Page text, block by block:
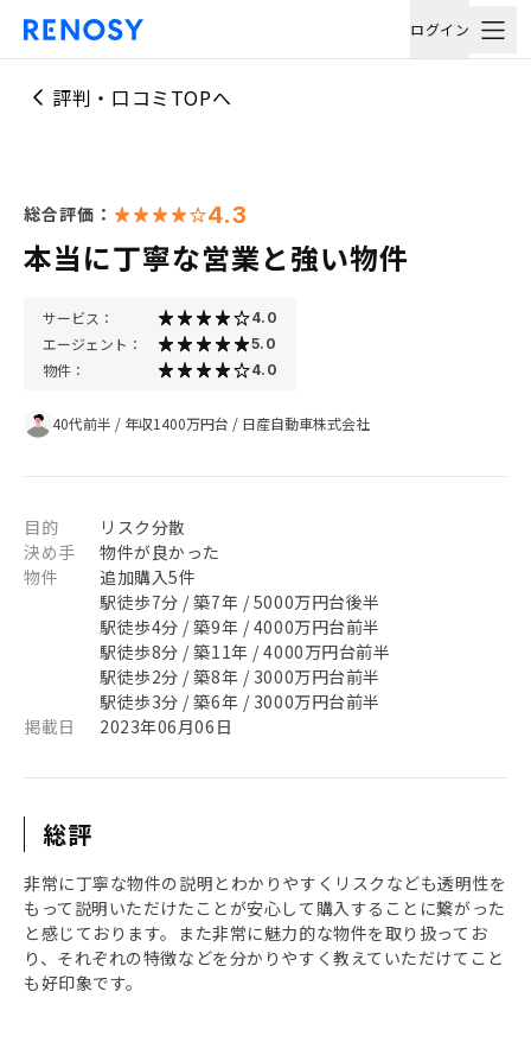
ログイン
評判・口コミTOPへ
総合評価： 4.3
本当に丁寧な営業と強い物件
サービス： 4.0
エージェント： 5.0
物件： 4.0
40代前半 / 年収1400万円台 / 日産自動車株式会社
目的
リスク分散
決め手
物件が良かった
物件
追加購入5件
駅徒歩7分 / 築7年 / 5000万円台後半
駅徒歩4分 / 築9年 / 4000万円台前半
駅徒歩8分 / 築11年 / 4000万円台前半
駅徒歩2分 / 築8年 / 3000万円台前半
駅徒歩3分 / 築6年 / 3000万円台前半
掲載日
2023年06月06日
総評
非常に丁寧な物件の説明とわかりやすくリスクなども透明性を
もって説明いただけたことが安心して購入することに繋がった
と感じております。また非常に魅力的な物件を取り扱ってお
り、それぞれの特徴などを分かりやすく教えていただけてこと
も好印象です。